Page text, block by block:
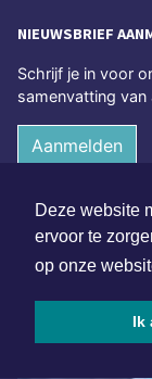
Deze website
ervoor te
op onze
Ik
NIEUWSBRIEF
Schrijf je in voor
samenvatting van
Aanmelden
ONLINE